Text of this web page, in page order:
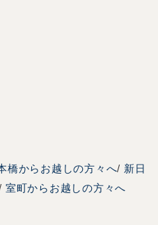
橋からお越しの方々へ/ 新日
室町からお越しの方々へ